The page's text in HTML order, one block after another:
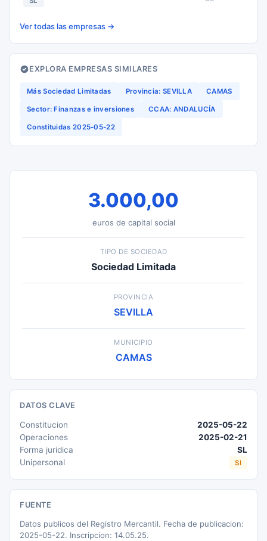
Ver todas las empresas →
EXPLORA EMPRESAS SIMILARES
Más Sociedad Limitadas Provincia: SEVILLA CAMAS
Sector: Finanzas e inversiones CCAA: ANDALUCÍA
Constituidas 2025-05-22
3.000,00
euros de capital social
TIPO DE SOCIEDAD
Sociedad Limitada
PROVINCIA
SEVILLA
MUNICIPIO
CAMAS
DATOS CLAVE
Constitucion
2025-05-22
Operaciones
2025-02-21
Forma juridica
SL
Unipersonal
SI
FUENTE
Datos publicos del Registro Mercantil. Fecha de publicacion:
2025-05-22. Inscripcion: 14.05.25.